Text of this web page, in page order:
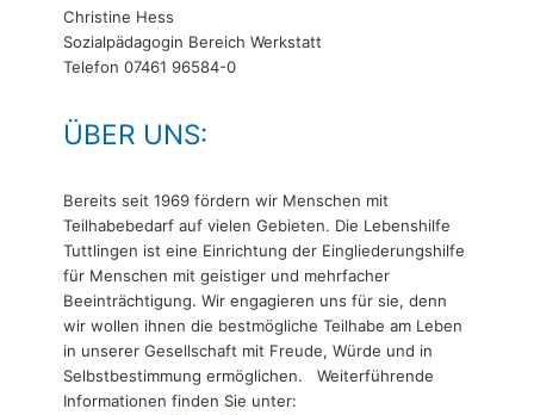
Christine Hess
Sozialpädagogin Bereich Werkstatt
Telefon 07461 96584-0
ÜBER UNS:
Bereits seit 1969 fördern wir Menschen mit
Teilhabebedarf auf vielen Gebieten. Die Lebenshilfe
Tuttlingen ist eine Einrichtung der Eingliederungshilfe
für Menschen mit geistiger und mehrfacher
Beeinträchtigung. Wir engagieren uns für sie, denn
wir wollen ihnen die bestmögliche Teilhabe am Leben
in unserer Gesellschaft mit Freude, Würde und in
Selbstbestimmung ermöglichen. Weiterführende
Informationen finden Sie unter: